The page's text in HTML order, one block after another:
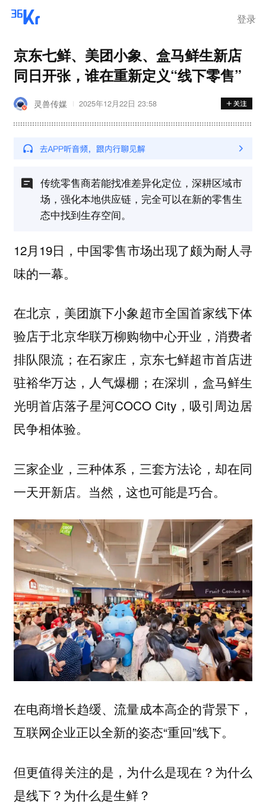
登录
京东七鲜、美团小象、盒马鲜生新店
同日开张，谁在重新定义“线下零售”
灵兽传媒 2025年12月22日 23:58
传统零售商若能找准差异化定位，深耕区域市
场，强化本地供应链，完全可以在新的零售生
态中找到生存空间。
12月19日，中国零售市场出现了颇为耐人寻
味的一幕。
在北京，美团旗下小象超市全国首家线下体
验店于北京华联万柳购物中心开业，消费者
排队限流；在石家庄，京东七鲜超市首店进
驻裕华万达，人气爆棚；在深圳，盒马鲜生
光明首店落子星河COCO City，吸引周边居
民争相体验。
三家企业，三种体系，三套方法论，却在同
一天开新店。当然，这也可能是巧合。
在电商增长趋缓、流量成本高企的背景下，
互联网企业正以全新的姿态“重回”线下。
但更值得关注的是，为什么是现在？为什么
是线下？为什么是生鲜？